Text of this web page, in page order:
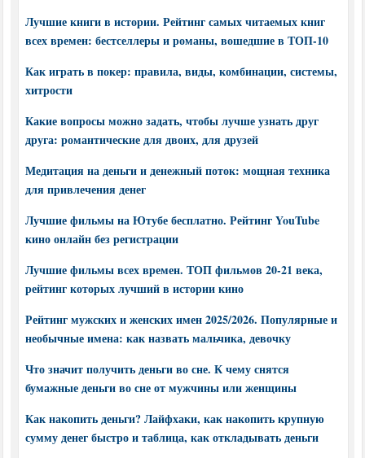
Лучшие книги в истории. Рейтинг самых читаемых книг
всех времен: бестселлеры и романы, вошедшие в ТОП-10
Как играть в покер: правила, виды, комбинации, системы,
хитрости
Какие вопросы можно задать, чтобы лучше узнать друг
друга: романтические для двоих, для друзей
Медитация на деньги и денежный поток: мощная техника
для привлечения денег
Лучшие фильмы на Ютубе бесплатно. Рейтинг YouTube
кино онлайн без регистрации
Лучшие фильмы всех времен. ТОП фильмов 20-21 века,
рейтинг которых лучший в истории кино
Рейтинг мужских и женских имен 2025/2026. Популярные и
необычные имена: как назвать мальчика, девочку
Что значит получить деньги во сне. К чему снятся
бумажные деньги во сне от мужчины или женщины
Как накопить деньги? Лайфхаки, как накопить крупную
сумму денег быстро и таблица, как откладывать деньги